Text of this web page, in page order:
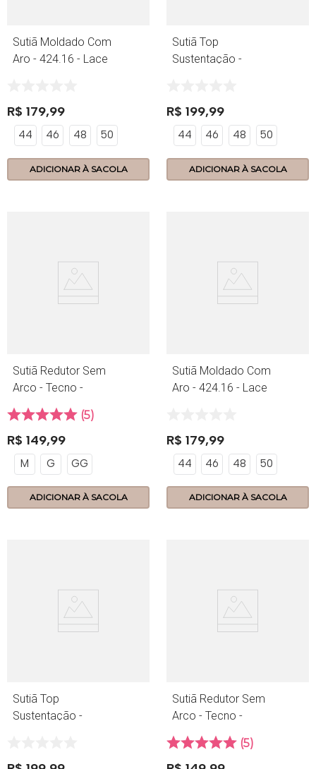
Sutiã Moldado Com
Aro - 424.16 - Lace
R$ 179,99
44 46 48 50
ADICIONAR À SACOLA
Sutiã Top
Sustentação -
R$ 199,99
44 46 48 50
ADICIONAR À SACOLA
Sutiã Redutor Sem
Arco - Tecno -
5
R$ 149,99
M G GG
ADICIONAR À SACOLA
Sutiã Moldado Com
Aro - 424.16 - Lace
R$ 179,99
44 46 48 50
ADICIONAR À SACOLA
Sutiã Top
Sustentação -
Sutiã Redutor Sem
Arco - Tecno -
390.14 - Preto
5